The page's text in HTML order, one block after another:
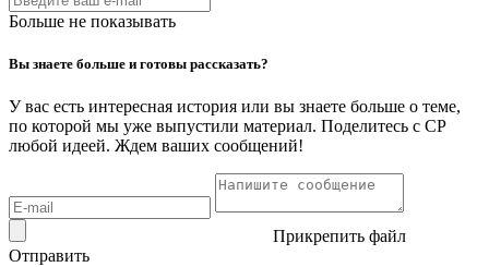
Больше не показывать
Вы знаете больше и готовы рассказать?
У вас есть интересная история или вы знаете больше о теме,
по которой мы уже выпустили материал. Поделитесь с СР
любой идеей. Ждем ваших сообщений!
Прикрепить файл
Отправить